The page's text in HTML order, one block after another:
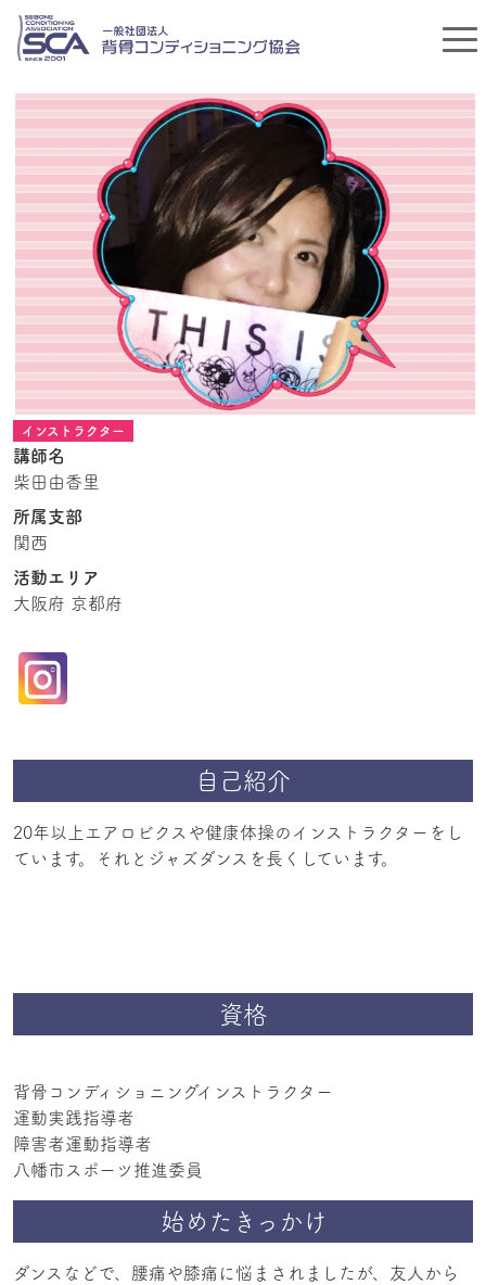
インストラクター
講師名
柴田由香里
所属支部
関西
活動エリア
大阪府 京都府
自己紹介
20年以上エアロビクスや健康体操のインストラクターをし
ています。それとジャズダンスを長くしています。
資格
背骨コンディショニングインストラクター
運動実践指導者
障害者運動指導者
八幡市スポーツ推進委員
始めたきっかけ
ダンスなどで、腰痛や膝痛に悩まされましたが、友人から